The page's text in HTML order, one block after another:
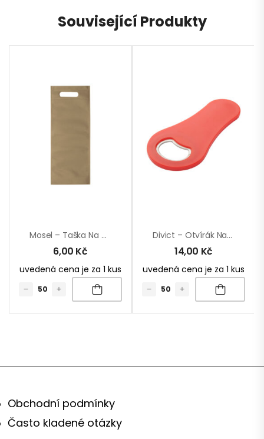
Související Produkty
Mosel – Taška Na Víno
6,00 Kč
uvedená cena je za 1 kus
Divict – Otvírák Na Láhve S Magnetem
14,00 Kč
uvedená cena je za 1 kus
Obchodní podmínky
Často kladené otázky